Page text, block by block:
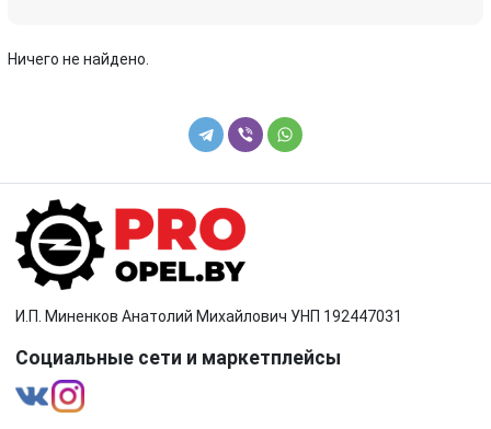
Ничего не найдено.
И.П. Миненков Анатолий Михайлович УНП 192447031
Социальные сети и маркетплейсы